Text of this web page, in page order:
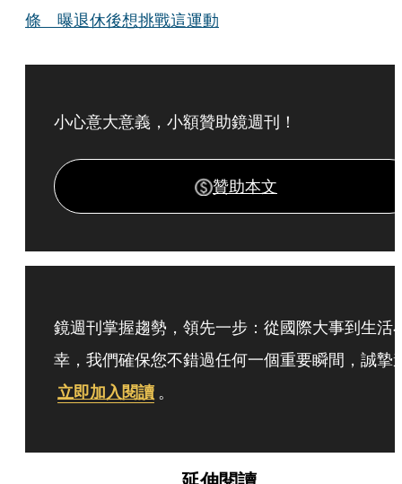
條 曝退休後想挑戰這運動
小心意大意義，小額贊助鏡週刊！
贊助本文
鏡週刊掌握趨勢，領先一步：從國際大事到生活
幸，我們確保您不錯過任何一個重要瞬間，誠摯
立即加入閱讀 。